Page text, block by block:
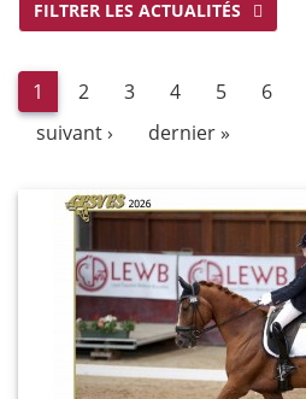
FILTRER LES ACTUALITÉS
1 2 3 4 5 6
suivant ›
dernier »